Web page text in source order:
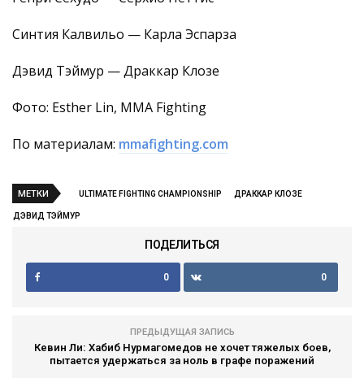
Синтия Калвильо — Карла Эспарза
Дэвид Тэймур — Драккар Клозе
Фото: Esther Lin, MMA Fighting
По материалам: mmafighting.com
МЕТКИ ULTIMATE FIGHTING CHAMPIONSHIP ДРАККАР КЛОЗЕ
ДЭВИД ТЭЙМУР
ПОДЕЛИТЬСЯ
0 0
ПРЕДЫДУЩАЯ ЗАПИСЬ
Кевин Ли: Хабиб Нурмагомедов не хочет тяжелых боев,
пытается удержаться за ноль в графе поражений